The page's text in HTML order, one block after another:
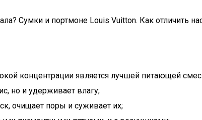
Сумки и портмоне Louis Vuitton. Как отличить
концентрации является лучшей питающей
но и удерживает влагу;
очищает поры и суживает их;